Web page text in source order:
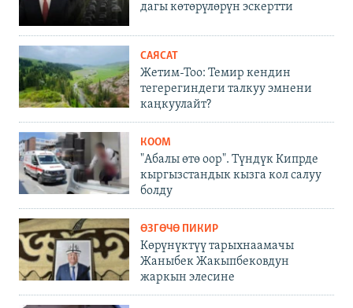
дагы көтөрүлөрүн эскертти
САЯСАТ
Жетим-Тоо: Темир кендин
тегерегиндеги талкуу эмнени
каңкуулайт?
КООМ
"Абалы өтө оор". Түндүк Кипрде
кыргызстандык кызга кол салуу
болду
ӨЗГӨЧӨ ПИКИР
Көрүнүктүү тарыхнаамачы
Жаныбек Жакыпбековдун
жаркын элесине